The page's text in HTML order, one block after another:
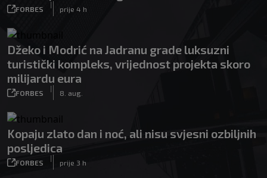
FORBES
|
prije 4 h
Džeko i Modrić na Jadranu grade luksuzni
turistički kompleks, vrijednost projekta skoro
milijardu eura
FORBES
|
8. aug.
Kopaju zlato dan i noć, ali nisu svjesni ozbiljnih
posljedica
FORBES
|
prije 3 h